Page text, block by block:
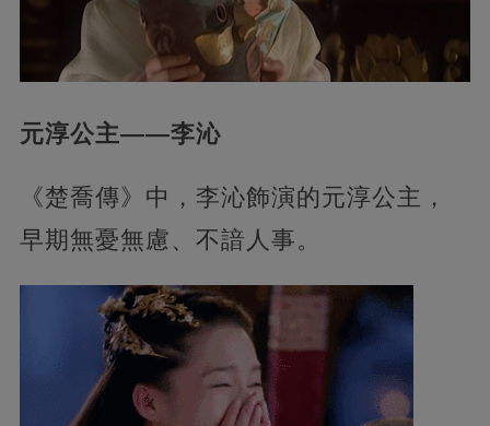
元淳公主——李沁
《楚喬傳》中，李沁飾演的元淳公主，
早期無憂無慮、不諳人事。